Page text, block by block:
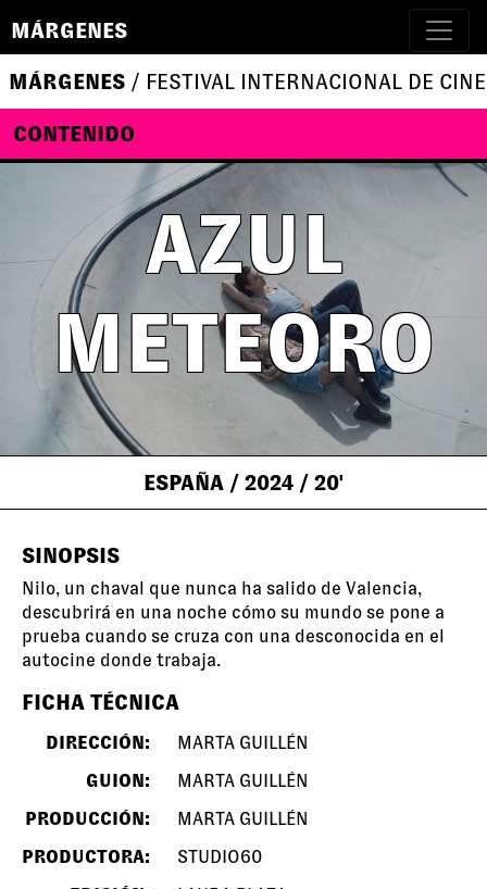
MÁRGENES
MÁRGENES / FESTIVAL INTERNACIONAL DE
CONTENIDO
AZUL
METEORO
ESPAÑA / 2024 / 20'
SINOPSIS
Nilo, un chaval que nunca ha salido de Valencia,
descubrirá en una noche cómo su mundo se pone a
prueba cuando se cruza con una desconocida en el
autocine donde trabaja.
FICHA TÉCNICA
DIRECCIÓN:
MARTA GUILLÉN
GUION:
MARTA GUILLÉN
PRODUCCIÓN:
MARTA GUILLÉN
PRODUCTORA:
STUDIO60